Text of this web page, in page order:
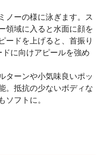
ノーの様に泳ぎます。ス
領域に入ると水面に顔を
ードを上げると、首振り
に向けアピールを強め
ターンや小気味良いポッ
。抵抗の少ないボディな
ソフトに。